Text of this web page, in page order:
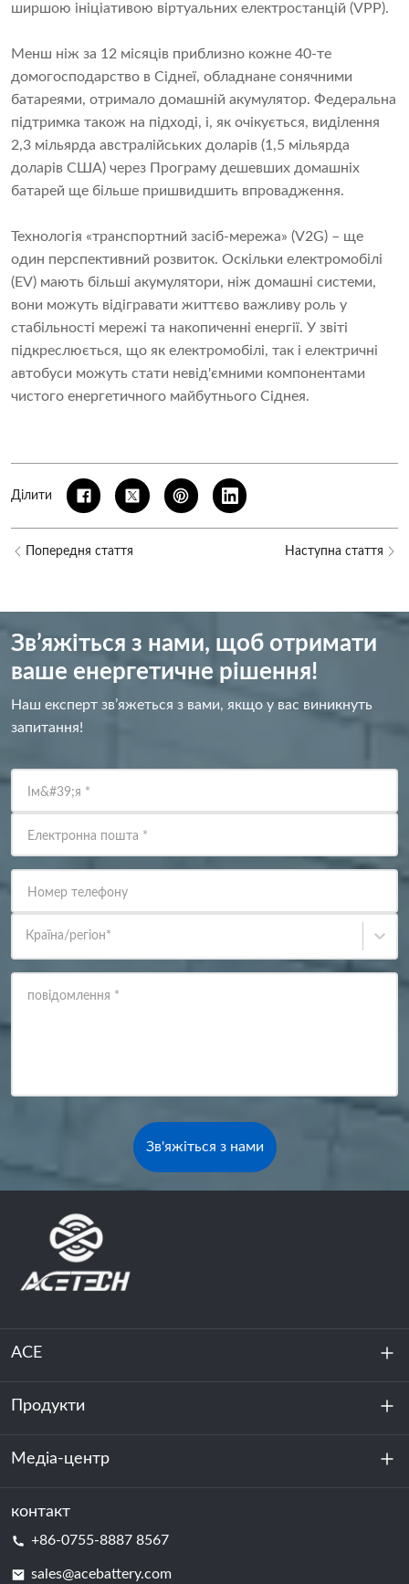
ширшою ініціативою віртуальних електростанцій (VPP).
Менш ніж за 12 місяців приблизно кожне 40-те
домогосподарство в Сіднеї, обладнане сонячними
батареями, отримало домашній акумулятор. Федеральна
підтримка також на підході, і, як очікується, виділення
2,3 мільярда австралійських доларів (1,5 мільярда
доларів США) через Програму дешевших домашніх
батарей ще більше пришвидшить впровадження.
Технологія «транспортний засіб-мережа» (V2G) – ще
один перспективний розвиток. Оскільки електромобілі
(EV) мають більші акумулятори, ніж домашні системи,
вони можуть відігравати життєво важливу роль у
стабільності мережі та накопиченні енергії. У звіті
підкреслюється, що як електромобілі, так і електричні
автобуси можуть стати невід'ємними компонентами
чистого енергетичного майбутнього Сіднея.
Ділити
Попередня стаття Наступна стаття
Зв’яжіться з нами, щоб отримати
ваше енергетичне рішення!
Наш експерт зв’яжеться з вами, якщо у вас виникнуть
запитання!
Ім&#39;я *
Електронна пошта *
Номер телефону
Країна/регіон*
повідомлення *
Зв'яжіться з нами
ACE
Про нас
Стійкість
Продукти
Зберігання енергії
Центр обробки даних та серверна кімната
Медіа-центр
Новини
контакт
+86-0755-8887 8567
sales@acebattery.com